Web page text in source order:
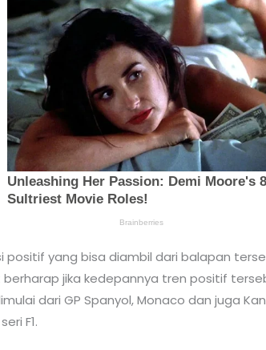
positif yang bisa diambil dari balapan
jika kedepannya tren positif
dari GP Spanyol, Monaco dan juga
F1.